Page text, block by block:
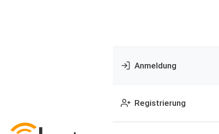
Anmeldung
Registrierung